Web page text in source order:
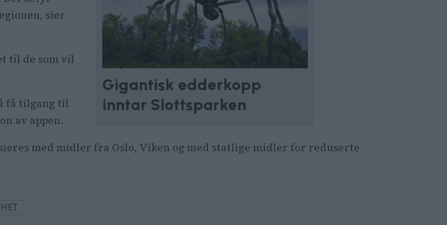
Gigantisk edderkopp
inntar Slottsparken
sier
til de som vil
få tilgang til
av appen.
med midler fra Oslo, Viken og med statlige midler for reduserte